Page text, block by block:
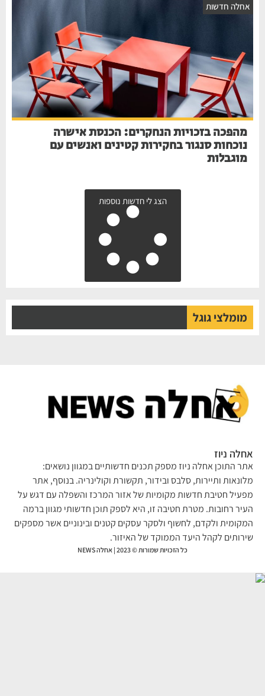
חדשות
מהפכה בזכויות הנחקרים: הכנסת אישרה
נוכחות סנגור בחקירות קטינים ואנשים עם
מוגבלות
הצג לי חדשות נוספות
מומלצי גוגל
ניוז
התוכן אחלה ניוז מספק תכנים חדשותיים במגוון נושאים:
ותיירות, סלבס ובידור, תקשורת וקולינריה. בנוסף, אתר
חטיבת חדשות מקומיות של אזור המרכז והשפלה עם דגש על
רחובות. מטרת חטיבה זו, היא לספק תוכן חדשותי מגוון ברמה
ולקדם, לחשוף ולסקר עסקים קטנים ובינוניים אשר מספקים
לקהל היעד הממוקד של האיזור.
כל הזכויות שמורות © 2023 | אחלה NEWS